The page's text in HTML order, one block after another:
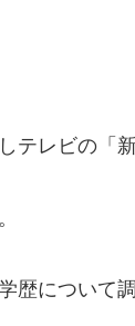
テレビの「
歴について調